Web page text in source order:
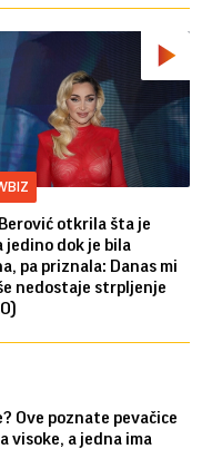
otkrila šta je
jedino dok je bila
pa priznala: Danas mi
nedostaje strpljenje
Ove poznate pevačice
visoke, a jedna ima